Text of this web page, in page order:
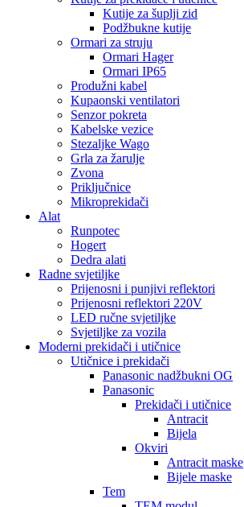
Kutije za šuplji zid
Podžbukne kutije
Ormari za struju
Ormari Hager
Ormari IP65
Produžni kabel
Kupaonski ventilatori
Senzor pokreta
Kabelske vezice
Stezaljke Wago
Grla za žarulje
Zvona
Priključnice
Mikroprekidači
Alat
Runpotec
Hogert
Dedra alati
Radne svjetiljke
Prijenosni i punjivi reflektori
Prijenosni reflektori 220V
LED ručne svjetiljke
Svjetiljke za vozila
Moderni prekidači i utičnice
Utičnice i prekidači
Panasonic nadžbukni OG
Panasonic
Prekidači i utičnice
Antracit
Bijela
Okviri
Antracit maske
Bijele maske
Tem